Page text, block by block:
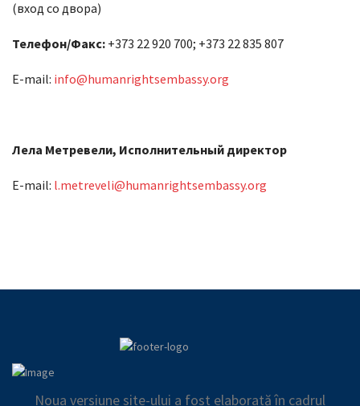
(вход со двора)
Телефон/Факс: +373 22 920 700; +373 22 835 807
E-mail: info@humanrightsembassy.org
Лела Метревели, Исполнительный директор
E-mail: l.metreveli@humanrightsembassy.org
Noua versiune site-ului a fost elaborată în cadrul